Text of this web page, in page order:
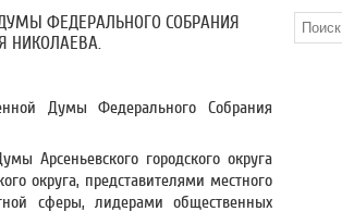
ФЕДЕРАЛЬНОГО СОБРАНИЯ
НИКОЛАЕВА.
Думы Федерального Собрания
Арсеньевского городского округа
округа, представителями местного
сферы, лидерами общественных
Поиск